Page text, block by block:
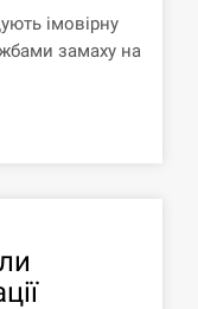
20
імовірну
замаху на